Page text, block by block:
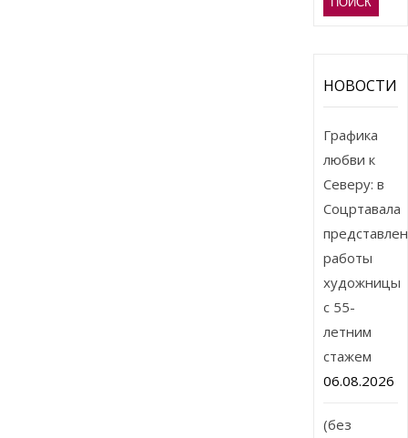
НОВОСТИ
Графика
любви к
Северу: в
Соцртавала
работы
художницы
с 55-
летним
стажем
06.08.2026
(без